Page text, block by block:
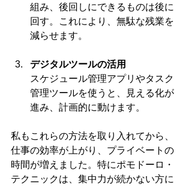
組み、後回しにできるものは後に
回す。これにより、無駄な残業を
減らせます。
デジタルツールの活用
スケジュール管理アプリやタスク
管理ツールを使うと、見える化が
進み、計画的に動けます。
私もこれらの方法を取り入れてから、
仕事の効率が上がり、プライベートの
時間が増えました。特にポモドーロ・
テクニックは、集中力が続かない方に